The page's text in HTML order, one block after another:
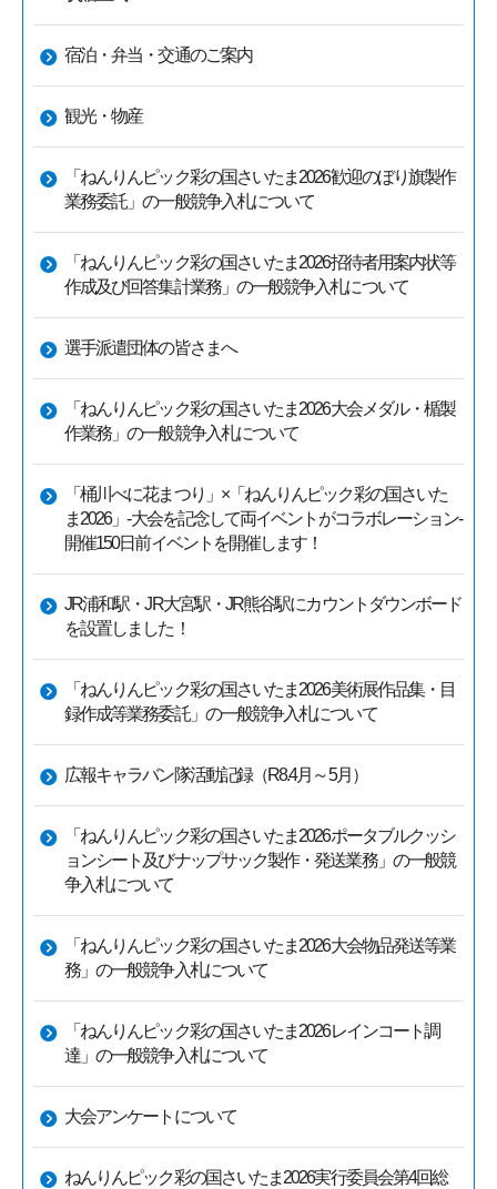
宿泊・弁当・交通のご案内
観光・物産
「ねんりんピック彩の国さいたま2026歓迎のぼり旗製作
業務委託」の一般競争入札について
「ねんりんピック彩の国さいたま2026招待者用案内状等
作成及び回答集計業務」の一般競争入札について
選手派遣団体の皆さまへ
「ねんりんピック彩の国さいたま2026大会メダル・楯製
作業務」の一般競争入札について
「桶川べに花まつり」×「ねんりんピック彩の国さいた
ま2026」-大会を記念して両イベントがコラボレーション-
開催150日前イベントを開催します！
JR浦和駅・JR大宮駅・JR熊谷駅にカウントダウンボード
を設置しました！
「ねんりんピック彩の国さいたま2026美術展作品集・目
録作成等業務委託」の一般競争入札について
広報キャラバン隊活動記録（R8.4月～5月）
「ねんりんピック彩の国さいたま2026ポータブルクッシ
ョンシート及びナップサック製作・発送業務」の一般競
争入札について
「ねんりんピック彩の国さいたま2026大会物品発送等業
務」の一般競争入札について
「ねんりんピック彩の国さいたま2026レインコート調
達」の一般競争入札について
大会アンケートについて
ねんりんピック彩の国さいたま2026実行委員会第4回総